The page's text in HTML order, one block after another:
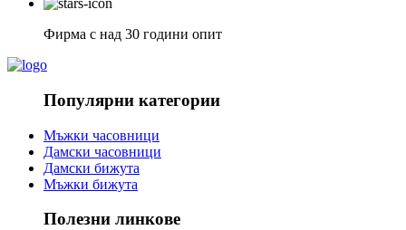
Фирма с над 30 години опит
Популярни категории
Мъжки часовници
Дамски часовници
Дамски бижута
Мъжки бижута
Полезни линкове